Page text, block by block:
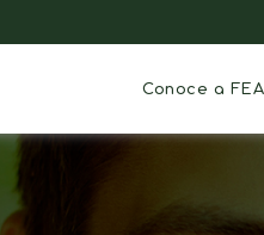
Conoce a